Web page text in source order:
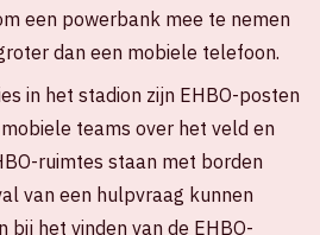
een powerbank mee te nemen
dan een mobiele telefoon.
in het stadion zijn EHBO-posten
teams over het veld en
ruimtes staan met borden
van een hulpvraag kunnen
bij het vinden van de EHBO-